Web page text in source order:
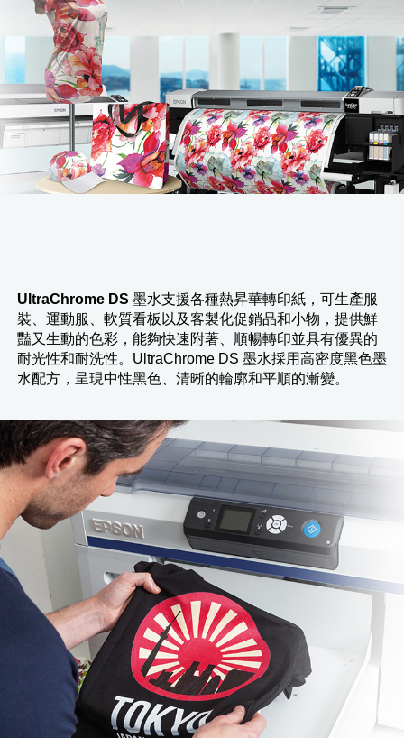
UltraChrome DS 墨水支援各種熱昇華轉印紙，可生產服
裝、運動服、軟質看板以及客製化促銷品和小物，提供鮮
豔又生動的色彩，能夠快速附著、順暢轉印並具有優異的
耐光性和耐洗性。UltraChrome DS 墨水採用高密度黑色墨
水配方，呈現中性黑色、清晰的輪廓和平順的漸變。